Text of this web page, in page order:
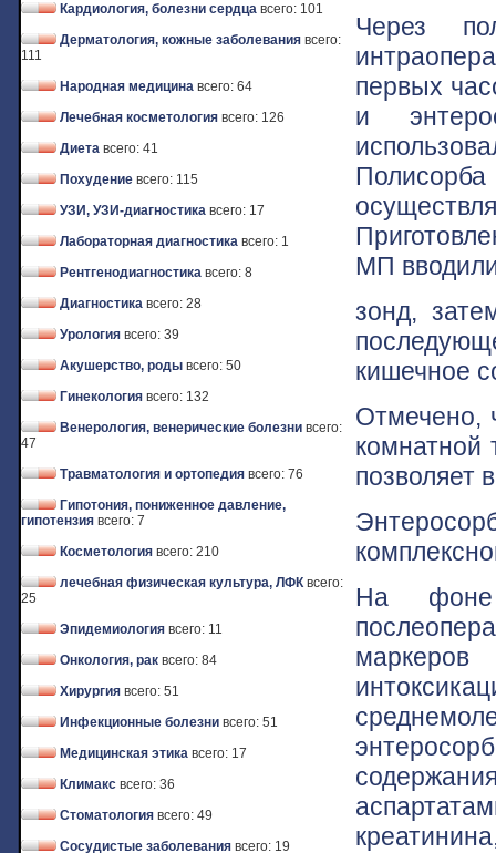
Кардиология, болезни сердца всего: 101
Дерматология, кожные заболевания всего:
111
Народная медицина всего: 64
Лечебная косметология всего: 126
Диета всего: 41
Похудение всего: 115
УЗИ, УЗИ-диагностика всего: 17
Лабораторная диагностика всего: 1
Рентгенодиагностика всего: 8
Диагностика всего: 28
Урология всего: 39
Акушерство, роды всего: 50
Гинекология всего: 132
Венерология, венерические болезни всего:
47
Травматология и ортопедия всего: 76
Гипотония, пониженное давление,
гипотензия всего: 7
Косметология всего: 210
лечебная физическая культура, ЛФК всего:
25
Эпидемиология всего: 11
Онкология, рак всего: 84
Хирургия всего: 51
Инфекционные болезни всего: 51
Медицинская этика всего: 17
Климакс всего: 36
Стоматология всего: 49
Сосудистые заболевания всего: 19
Через
первых
и
МП
зонд,
кишечное
Отмечено,
комнатной
позволяет
На фоне